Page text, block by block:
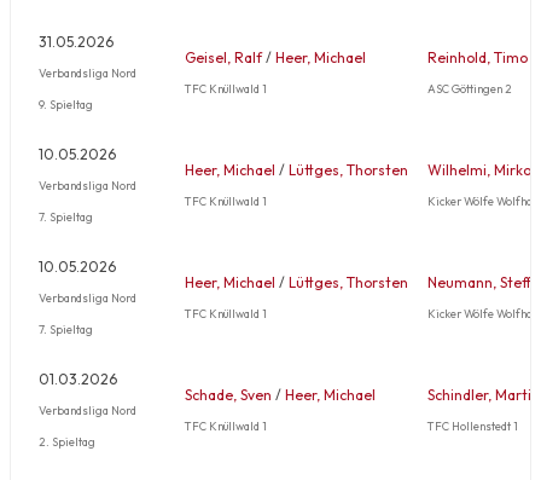
31.05.2026
Verbandsliga Nord
9. Spieltag
Geisel, Ralf/ Heer, Michael
TFC Knüllwald 1
Reinhold, Timo
ASC Göttingen 2
10.05.2026
Verbandsliga Nord
7. Spieltag
Heer, Michael / Lüttges, Thorsten
TFC Knüllwald 1
Wilhelmi, Mirko
Kicker Wölfe
10.05.2026
Verbandsliga Nord
7. Spieltag
Heer, Michael / Lüttges, Thorsten
TFC Knüllwald 1
Neumann,
Kicker Wölfe
01.03.2026
Verbandsliga Nord
2. Spieltag
Schade, Sven / Heer, Michael
TFC Knüllwald 1
Schindler, Martin
TFC Hollenstedt 1